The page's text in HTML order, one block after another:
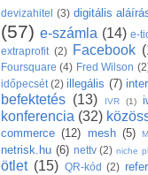
devizahitel (3) digitális
(57) e-számla (14) e-
extraprofit (2) Facebook
Foursquare (4) Fred Wilson
időpecsét (2) illegális (7)
befektetés (13) IVR (1)
konferencia (32)
commerce (12) mesh (5)
netrisk.hu (6) nettv (2) niche
ötlet (15) QR-kód (2)